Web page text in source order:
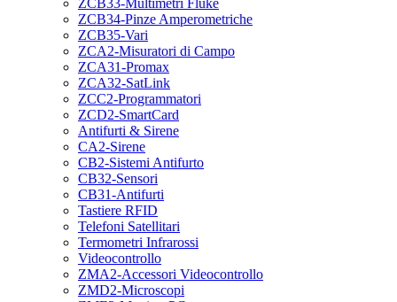
ZCB33-Multimetri Fluke
ZCB34-Pinze Amperometriche
ZCB35-Vari
ZCA2-Misuratori di Campo
ZCA31-Promax
ZCA32-SatLink
ZCC2-Programmatori
ZCD2-SmartCard
Antifurti & Sirene
CA2-Sirene
CB2-Sistemi Antifurto
CB32-Sensori
CB31-Antifurti
Tastiere RFID
Telefoni Satellitari
Termometri Infrarossi
Videocontrollo
ZMA2-Accessori Videocontrollo
ZMD2-Microscopi